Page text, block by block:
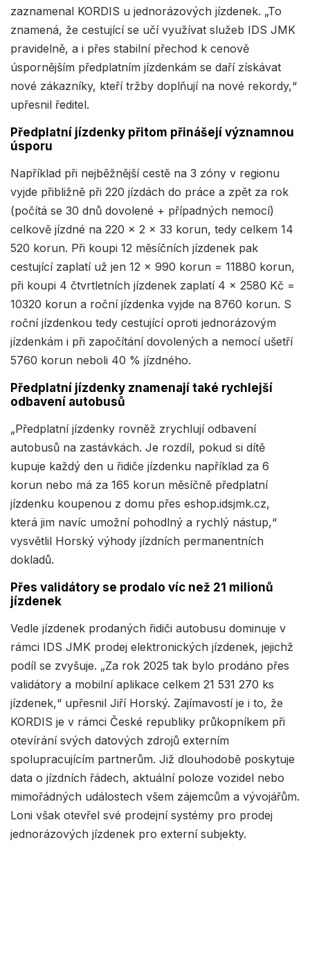
zaznamenal KORDIS u jednorázových jízdenek. „To
znamená, že cestující se učí využívat služeb IDS JMK
pravidelně, a i přes stabilní přechod k cenově
úspornějším předplatním jízdenkám se daří získávat
nové zákazníky, kteří tržby doplňují na nové rekordy,“
upřesnil ředitel.
Předplatní jízdenky přitom přinášejí významnou
úsporu
Například při nejběžnější cestě na 3 zóny v regionu
vyjde přibližně při 220 jízdách do práce a zpět za rok
(počítá se 30 dnů dovolené + případných nemocí)
celkově jízdné na 220 x 2 x 33 korun, tedy celkem 14
520 korun. Při koupi 12 měsíčních jízdenek pak
cestující zaplatí už jen 12 x 990 korun = 11880 korun,
při koupi 4 čtvrtletních jízdenek zaplatí 4 x 2580 Kč =
10320 korun a roční jízdenka vyjde na 8760 korun. S
roční jízdenkou tedy cestující oproti jednorázovým
jízdenkám i při započítání dovolených a nemocí ušetří
5760 korun neboli 40 % jízdného.
Předplatní jízdenky znamenají také rychlejší
odbavení autobusů
„Předplatní jízdenky rovněž zrychlují odbavení
autobusů na zastávkách. Je rozdíl, pokud si dítě
kupuje každý den u řidiče jízdenku například za 6
korun nebo má za 165 korun měsíčně předplatní
jízdenku koupenou z domu přes eshop.idsjmk.cz,
která jim navíc umožní pohodlný a rychlý nástup,“
vysvětlil Horský výhody jízdních permanentních
dokladů.
Přes validátory se prodalo víc než 21 milionů
jízdenek
Vedle jízdenek prodaných řidiči autobusu dominuje v
rámci IDS JMK prodej elektronických jízdenek, jejichž
podíl se zvyšuje. „Za rok 2025 tak bylo prodáno přes
validátory a mobilní aplikace celkem 21 531 270 ks
jízdenek,“ upřesnil Jiří Horský. Zajímavostí je i to, že
KORDIS je v rámci České republiky průkopníkem při
otevírání svých datových zdrojů externím
spolupracujícím partnerům. Již dlouhodobě poskytuje
data o jízdních řádech, aktuální poloze vozidel nebo
mimořádných událostech všem zájemcům a vývojářům.
Loni však otevřel své prodejní systémy pro prodej
jednorázových jízdenek pro externí subjekty.